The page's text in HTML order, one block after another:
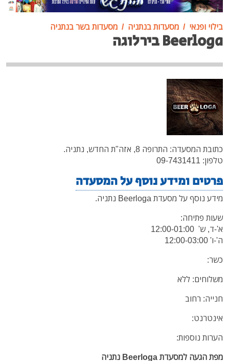
בילוי ופנאי מסעדות בנתניה מסעדות בשר בנתניה
Beerloga בירלוגה
כתובת המסעדה: התרופה 8, אזה"ת החדש, נתניה.
טלפון: 09-7431411
פרטים ומידע נוסף על המסעדה
מידע נוסף על מסעדת Beerloga נתניה.
שעות פתיחה:
א'-ד, ש' 12:00-01:00
ה'-ו' 12:00-03:00
כשר:
משלוחים: ללא
חנייה: רחוב
אינטרנט:
הערות נוספות:
מפת הגעה למסעדת Beerloga נתניה